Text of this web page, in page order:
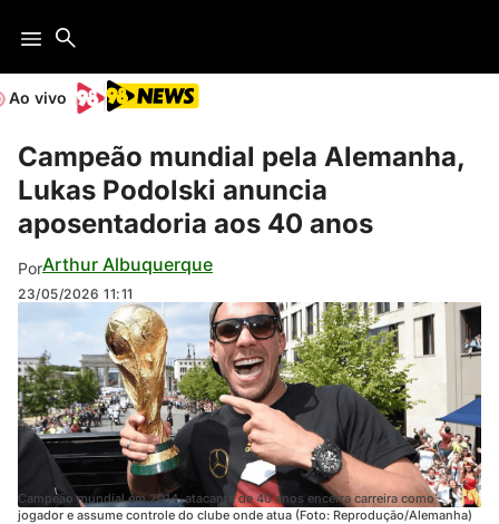
Ao vivo
Campeão mundial pela Alemanha,
Lukas Podolski anuncia
aposentadoria aos 40 anos
PorArthur Albuquerque
23/05/2026 11:11
Campeão mundial em 2014, atacante de 40 anos encerra carreira como
jogador e assume controle do clube onde atua (Foto: Reprodução/Alemanha)